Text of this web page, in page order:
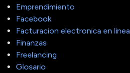
Emprendimiento
Facebook
Facturacion electronica en linea
Finanzas
Freelancing
Glosario